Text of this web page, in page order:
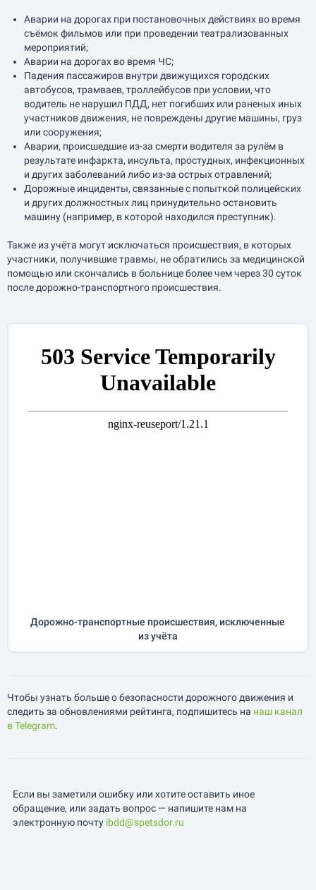
Аварии на дорогах при постановочных действиях во время
съёмок фильмов или при проведении театрализованных
мероприятий;
Аварии на дорогах во время ЧС;
Падения пассажиров внутри движущихся городских
автобусов, трамваев, троллейбусов при условии, что
водитель не нарушил ПДД, нет погибших или раненых иных
участников движения, не повреждены другие машины, груз
или сооружения;
Аварии, происшедшие из-за смерти водителя за рулём в
результате инфаркта, инсульта, простудных, инфекционных
и других заболеваний либо из-за острых отравлений;
Дорожные инциденты, связанные с попыткой полицейских
и других должностных лиц принудительно остановить
машину (например, в которой находился преступник).
Также из учёта могут исключаться происшествия, в которых
участники, получившие травмы, не обратились за медицинской
помощью или скончались в больнице более чем через 30 суток
после дорожно-транспортного происшествия.
Дорожно-транспортные происшествия, исключенные
из учёта
Чтобы узнать больше о безопасности дорожного движения и
следить за обновлениями рейтинга, подпишитесь на наш канал
в Telegram.
Если вы заметили ошибку или хотите оставить иное
обращение, или задать вопрос — напишите нам на
электронную почту ibdd@spetsdor.ru